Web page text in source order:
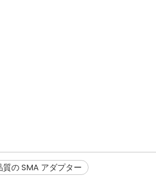
質の SMA アダプター